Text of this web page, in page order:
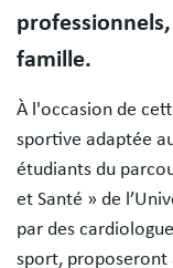
famille.
À l'occasion de
sportive adaptée
étudiants du
et Santé » de
par des
sport, proposeront